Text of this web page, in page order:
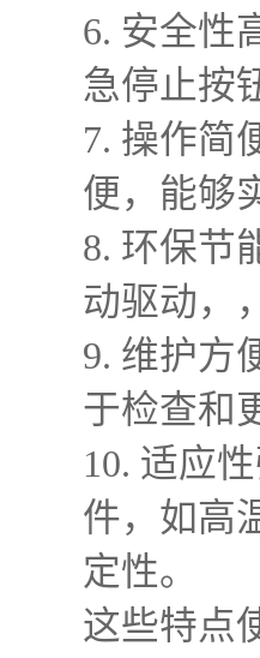
6. 安全性
急停止按
7. 操作简
便，能够
8. 环保节
动驱动，
9. 维护方
于检查和
10. 适应
件，如高
定性。
这些特点